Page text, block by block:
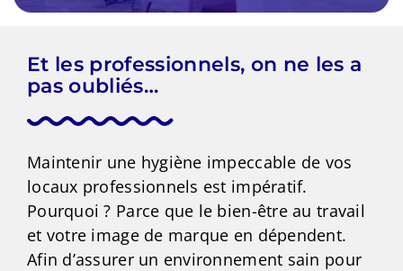
Et les professionnels, on ne les a
pas oubliés…
Maintenir une hygiène impeccable de vos
locaux professionnels est impératif.
Pourquoi ? Parce que le bien-être au travail
et votre image de marque en dépendent.
Afin d’assurer un environnement sain pour